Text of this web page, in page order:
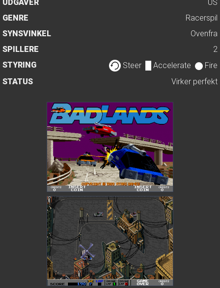
UDGAVER
US
GENRE
Racerspil
SYNSVINKEL
Ovenfra
SPILLERE
2
STYRING
Steer Accelerate
Fire
STATUS
Virker perfekt